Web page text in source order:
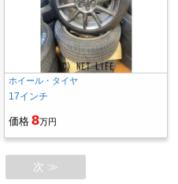
ホイール・タイヤ
17インチ
価格 8万円
次 ≫